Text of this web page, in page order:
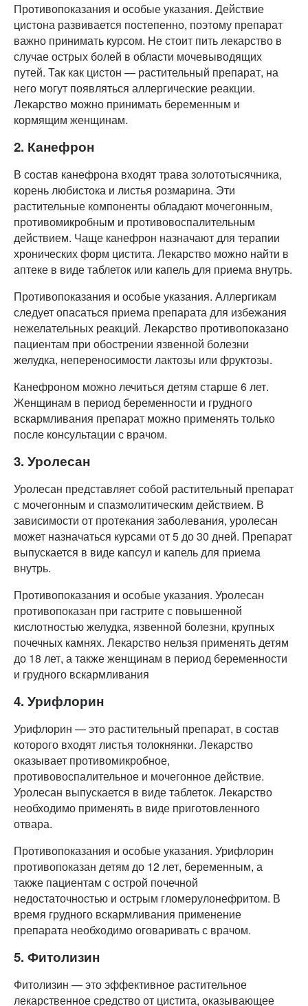
Противопоказания и особые указания. Действие
цистона развивается постепенно, поэтому препарат
важно принимать курсом. Не стоит пить лекарство в
случае острых болей в области мочевыводящих
путей. Так как цистон — растительный препарат, на
него могут появляться аллергические реакции.
Лекарство можно принимать беременным и
кормящим женщинам.
2. Канефрон
В состав канефрона входят трава золототысячника,
корень любистока и листья розмарина. Эти
растительные компоненты обладают мочегонным,
противомикробным и противовоспалительным
действием. Чаще канефрон назначают для терапии
хронических форм цистита. Лекарство можно найти в
аптеке в виде таблеток или капель для приема внутрь.
Противопоказания и особые указания. Аллергикам
следует опасаться приема препарата для избежания
нежелательных реакций. Лекарство противопоказано
пациентам при обострении язвенной болезни
желудка, непереносимости лактозы или фруктозы.
Канефроном можно лечиться детям старше 6 лет.
Женщинам в период беременности и грудного
вскармливания препарат можно применять только
после консультации с врачом.
3. Уролесан
Уролесан представляет собой растительный препарат
с мочегонным и спазмолитическим действием. В
зависимости от протекания заболевания, уролесан
может назначаться курсами от 5 до 30 дней. Препарат
выпускается в виде капсул и капель для приема
внутрь.
Противопоказания и особые указания. Уролесан
противопоказан при гастрите с повышенной
кислотностью желудка, язвенной болезни, крупных
почечных камнях. Лекарство нельзя применять детям
до 18 лет, а также женщинам в период беременности
и грудного вскармливания
4. Урифлорин
Урифлорин — это растительный препарат, в состав
которого входят листья толокнянки. Лекарство
оказывает противомикробное,
противовоспалительное и мочегонное действие.
Уролесан выпускается в виде таблеток. Лекарство
необходимо применять в виде приготовленного
отвара.
Противопоказания и особые указания. Урифлорин
противопоказан детям до 12 лет, беременным, а
также пациентам с острой почечной
недостаточностью и острым гломерулонефритом. В
время грудного вскармливания применение
препарата необходимо оговаривать с врачом.
5. Фитолизин
Фитолизин — это эффективное растительное
лекарственное средство от цистита, оказывающее